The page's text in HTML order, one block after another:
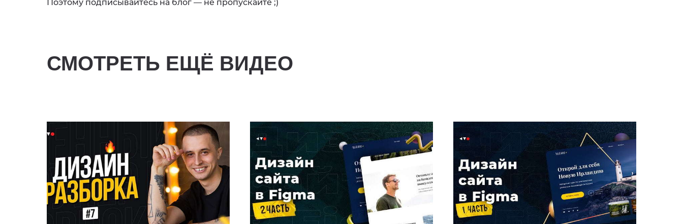
Поэтому подписывайтесь на блог — не пропускайте ;)
СМОТРЕТЬ ЕЩЁ ВИДЕО